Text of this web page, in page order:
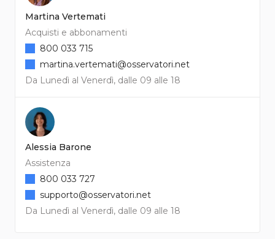
Martina Vertemati
Acquisti e abbonamenti
Da Lunedì al Venerdì, dalle 09 alle 18
800 033 715
martina.vertemati@osservatori.net
Alessia Barone
Assistenza
Da Lunedì al Venerdì, dalle 09 alle 18
800 033 727
supporto@osservatori.net